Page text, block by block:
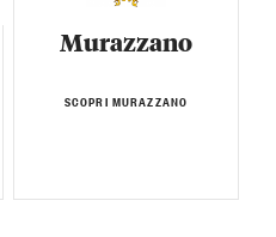
Murazzano
SCOPRI MURAZZANO